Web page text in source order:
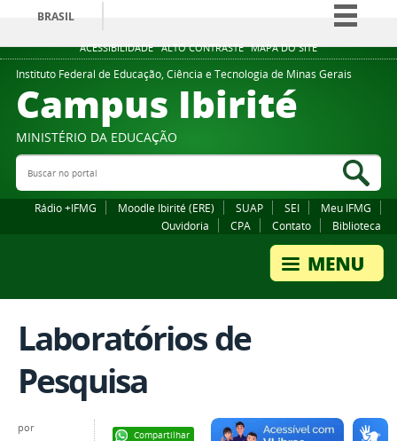
ACESSIBILIDADE ALTO CONTRASTE MAPA DO SITE
BRASIL
Simplifique!
Comunica BR
Participe
Legislação
Instituto Federal de Educação, Ciência e Tecnologia de Minas Gerais
Campus Ibirité
MINISTÉRIO DA EDUCAÇÃO
Buscar no portal
Rádio +IFMG Moodle Ibirité (ERE) SUAP SEI
Meu IFMG
Ouvidoria
CPA Contato Biblioteca
Laboratórios de
Pesquisa
Compartilhar
por